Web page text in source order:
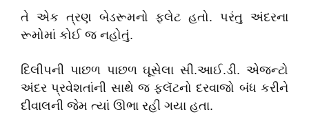
તે એક ત્રણ બેડરૂમનો ફ્લેટ હતો. પરંતુ અંદરના
રૂમોમાં કોઈ જ નહોતું.
દિલીપની પાછળ પાછળ ઘૂસેલા સી.આઈ.ડી. એજન્ટો
અંદર પ્રવેશતાંની સાથે જ ફ્લૅટનો દરવાજો બંધ કરીને
દીવાલની જેમ ત્યાં ઊભા રહી ગયા હતા.